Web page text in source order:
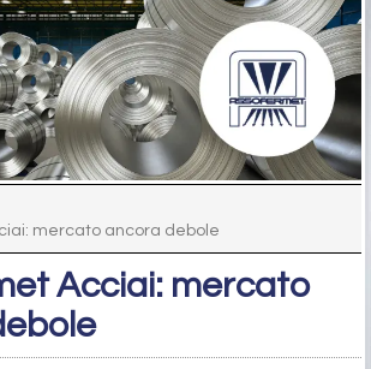
mercato ancora debole
Acciai: mercato